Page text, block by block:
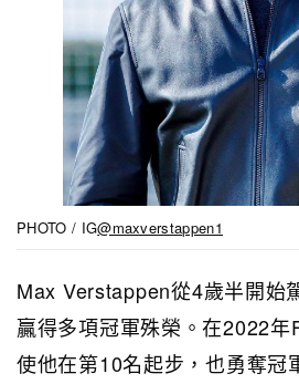
PHOTO / IG@maxverstappen1
Max Verstappen從4歲半開始
贏得多項冠軍殊榮。在2022年
使他在第10名起步，也勇奪冠